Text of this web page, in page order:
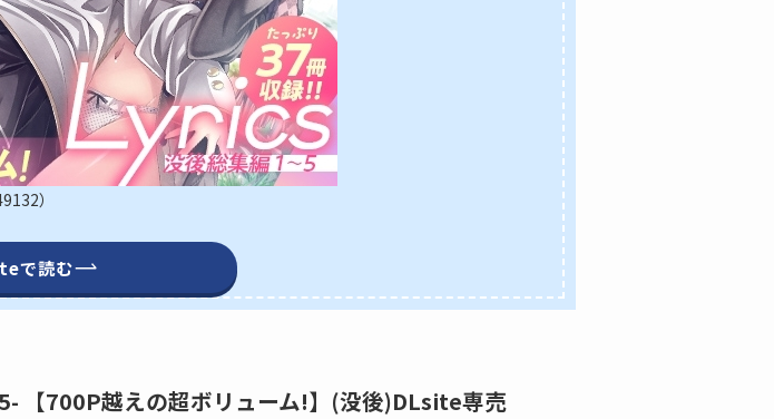
）
で読む
【700P越えの超ボリューム!】(没後)DLsite専売